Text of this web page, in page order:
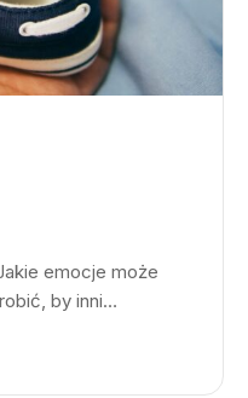
emocje może
by inni…